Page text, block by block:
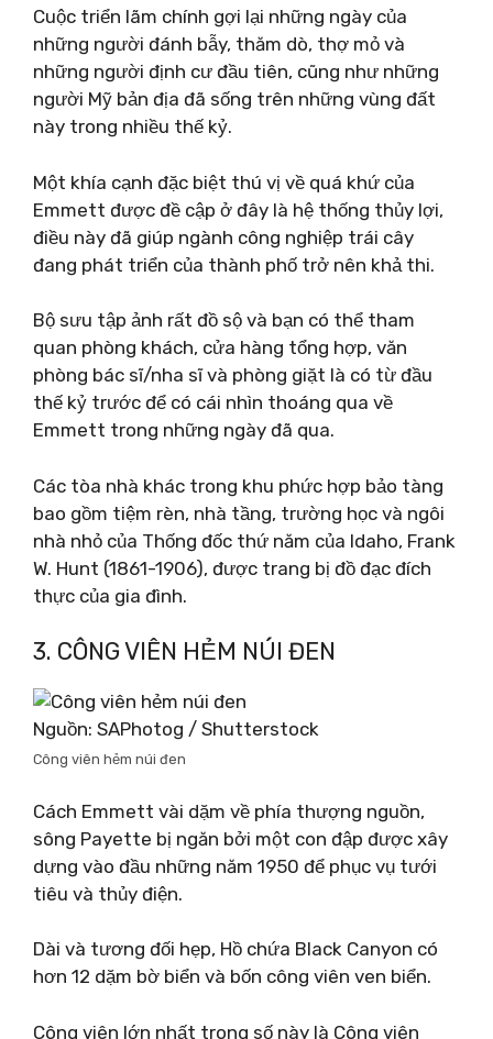
Cuộc triển lãm chính gợi lại những ngày của
những người đánh bẫy, thăm dò, thợ mỏ và
những người định cư đầu tiên, cũng như những
người Mỹ bản địa đã sống trên những vùng đất
này trong nhiều thế kỷ.
Một khía cạnh đặc biệt thú vị về quá khứ của
Emmett được đề cập ở đây là hệ thống thủy lợi,
điều này đã giúp ngành công nghiệp trái cây
đang phát triển của thành phố trở nên khả thi.
Bộ sưu tập ảnh rất đồ sộ và bạn có thể tham
quan phòng khách, cửa hàng tổng hợp, văn
phòng bác sĩ/nha sĩ và phòng giặt là có từ đầu
thế kỷ trước để có cái nhìn thoáng qua về
Emmett trong những ngày đã qua.
Các tòa nhà khác trong khu phức hợp bảo tàng
bao gồm tiệm rèn, nhà tầng, trường học và ngôi
nhà nhỏ của Thống đốc thứ năm của Idaho, Frank
W. Hunt (1861-1906), được trang bị đồ đạc đích
thực của gia đình.
3. CÔNG VIÊN HẺM NÚI ĐEN
Nguồn: SAPhotog / Shutterstock
Công viên hẻm núi đen
Cách Emmett vài dặm về phía thượng nguồn,
sông Payette bị ngăn bởi một con đập được xây
dựng vào đầu những năm 1950 để phục vụ tưới
tiêu và thủy điện.
Dài và tương đối hẹp, Hồ chứa Black Canyon có
hơn 12 dặm bờ biển và bốn công viên ven biển.
Công viên lớn nhất trong số này là Công viên